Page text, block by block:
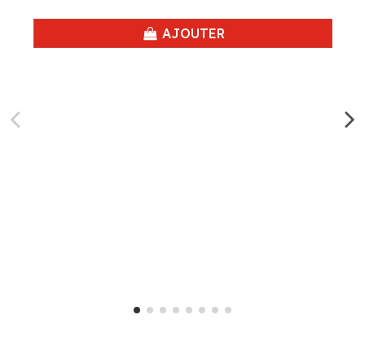
AJOUTER